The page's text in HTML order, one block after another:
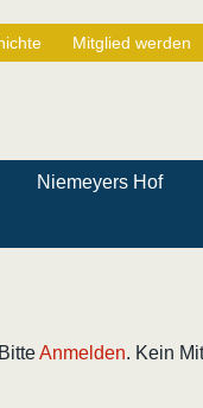
Mitglied werden
Niemeyers Hof
Anmelden. Kein